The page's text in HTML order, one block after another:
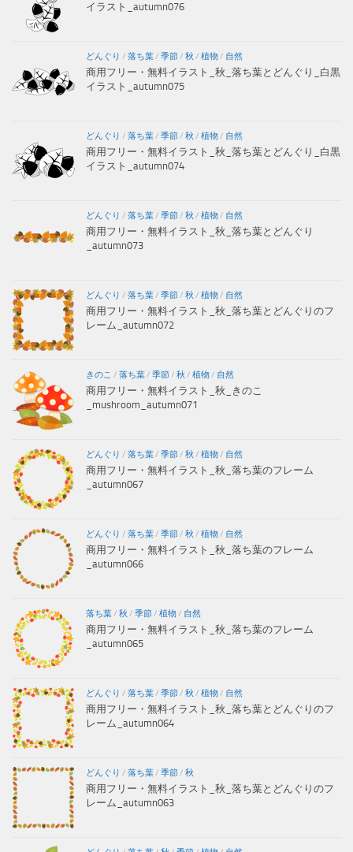
イラスト_autumn076
どんぐり / 落ち葉/ 季節/ 秋 / 植物/ 自然
商用フリー・無料イラスト_秋_落ち葉とどんぐり_白黒
イラスト_autumn075
どんぐり / 落ち葉/ 季節/ 秋 / 植物/ 自然
商用フリー・無料イラスト_秋_落ち葉とどんぐり_白黒
イラスト_autumn074
どんぐり / 落ち葉/ 季節/ 秋 / 植物/ 自然
商用フリー・無料イラスト_秋_落ち葉とどんぐり
_autumn073
どんぐり / 落ち葉/ 季節/ 秋 / 植物/ 自然
商用フリー・無料イラスト_秋_落ち葉とどんぐりのフ
レーム_autumn072
きのこ / 落ち葉/ 季節/ 秋 / 植物/ 自然
商用フリー・無料イラスト_秋_きのこ
_mushroom_autumn071
どんぐり / 落ち葉/ 季節/ 秋 / 植物/ 自然
商用フリー・無料イラスト_秋_落ち葉のフレーム
_autumn067
どんぐり / 落ち葉/ 季節/ 秋 / 植物/ 自然
商用フリー・無料イラスト_秋_落ち葉のフレーム
_autumn066
落ち葉/ 秋 / 季節/ 植物/ 自然
商用フリー・無料イラスト_秋_落ち葉のフレーム
_autumn065
どんぐり / 落ち葉/ 季節/ 秋 / 植物/ 自然
商用フリー・無料イラスト_秋_落ち葉とどんぐりのフ
レーム_autumn064
どんぐり / 落ち葉/ 季節/ 秋
商用フリー・無料イラスト_秋_落ち葉とどんぐりのフ
レーム_autumn063